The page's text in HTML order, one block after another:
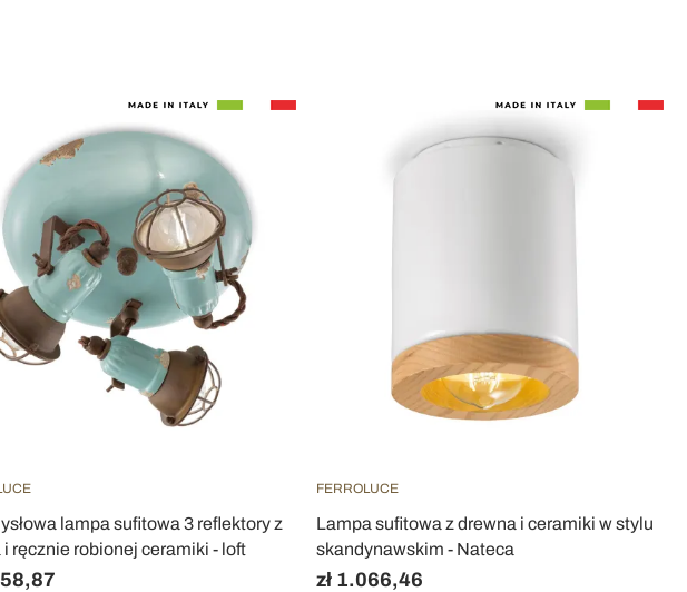
lampa sufitowa 3 reflektory z
i ręcznie robionej ceramiki - loft
FERROLUCE
Lampa sufitowa z drewna i ceramiki w stylu
skandynawskim - Nateca
zł 1.066,46